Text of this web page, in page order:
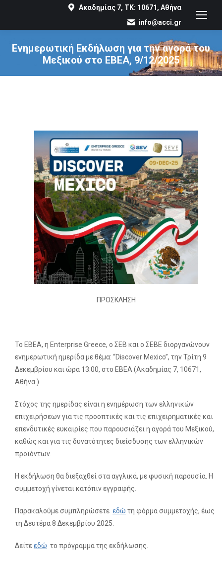
Ακαδημίας 7, ΤΚ: 10671, Αθήνα
info@acci.gr
Ενημερωτική Εκδήλωση για την αγορά του
Μεξικού στο ΕΒΕΑ, 9/12/2025
You are here:
ΠΡΟΣΚΛΗΣΗ
Το ΕΒΕΑ, η Enterprise Greece, ο ΣΕΒ και ο ΣΕΒΕ διοργανώνουν
ενημερωτική ημερίδα με θέμα: “Discover Mexico”, την Τρίτη 9
Δεκεμβρίου και ώρα 13:00, στο ΕΒΕΑ (Ακαδημίας 7, 10671,
Αθήνα ).
Στόχος της ημερίδας είναι η ενημέρωση των ελληνικών
επιχειρήσεων για τις προοπτικές και τις επιχειρηματικές και
επενδυτικές ευκαιρίες που παρουσιάζει η αγορά του Μεξικού,
καθώς και για τις δυνατότητες διείσδυσης των ελληνικών
προϊόντων.
Η εκδήλωση θα διεξαχθεί στα αγγλικά, με φυσική παρουσία. Η
συμμετοχή γίνεται κατόπιν εγγραφής.
Παρακαλούμε συμπληρώσετε εδώ τη φόρμα συμμετοχής, έως
τη Δευτέρα 8 Δεκεμβρίου 2025.
Δείτεεδώ το πρόγραμμα της εκδήλωσης.